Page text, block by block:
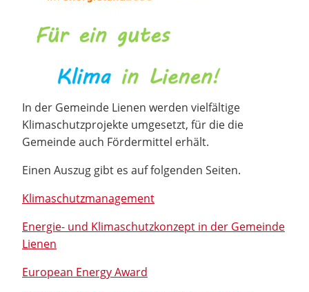
In der Gemeinde Lienen werden vielfältige
Klimaschutzprojekte umgesetzt, für die die
Gemeinde auch Fördermittel erhält.
Einen Auszug gibt es auf folgenden Seiten.
Klimaschutzmanagement
Energie- und Klimaschutzkonzept in der Gemeinde
Lienen
European Energy Award